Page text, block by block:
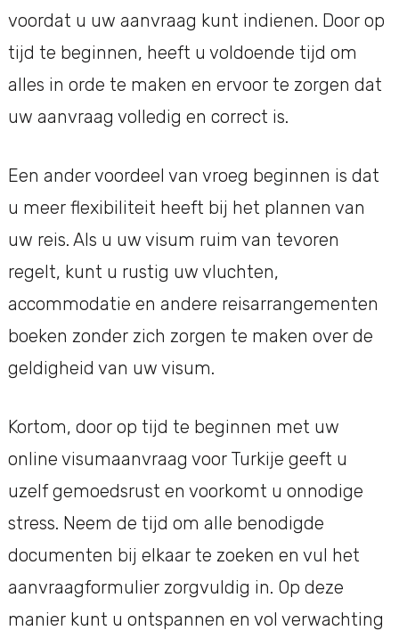
voordat u uw aanvraag kunt indienen. Door op
tijd te beginnen, heeft u voldoende tijd om
alles in orde te maken en ervoor te zorgen dat
uw aanvraag volledig en correct is.
Een ander voordeel van vroeg beginnen is dat
u meer flexibiliteit heeft bij het plannen van
uw reis. Als u uw visum ruim van tevoren
regelt, kunt u rustig uw vluchten,
accommodatie en andere reisarrangementen
boeken zonder zich zorgen te maken over de
geldigheid van uw visum.
Kortom, door op tijd te beginnen met uw
online visumaanvraag voor Turkije geeft u
uzelf gemoedsrust en voorkomt u onnodige
stress. Neem de tijd om alle benodigde
documenten bij elkaar te zoeken en vul het
aanvraagformulier zorgvuldig in. Op deze
manier kunt u ontspannen en vol verwachting